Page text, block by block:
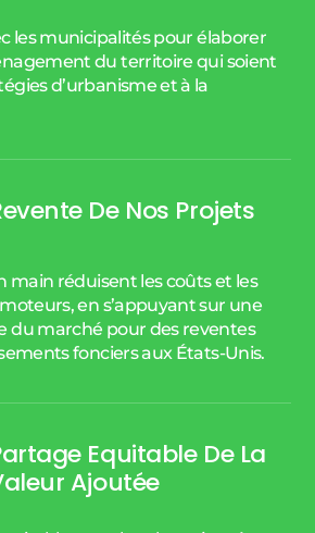
les municipalités pour élaborer
du territoire qui soient
d’urbanisme et à la
De Nos Projets
main réduisent les coûts et les
en s’appuyant sur une
du marché pour des reventes
fonciers aux États-Unis.
Equitable De La
Ajoutée